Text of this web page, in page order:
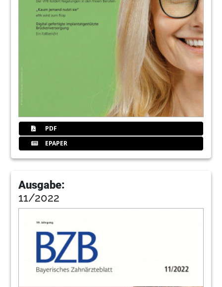
Bayerns
Redaktion
83 Implantologie und moderne
Zahnheilkunde im Juni in Valpolicella
84 ABZ-ZR GmbH
PDF
EPAPER
Ausgabe:
11/2022